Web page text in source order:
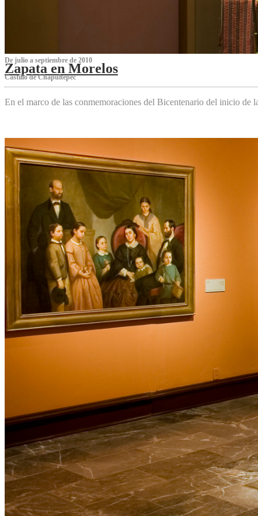
De julio a septiembre de 2010
Zapata en Morelos
Castillo de Chapultepec
En el marco de las conmemoraciones del Bicentenario del inicio